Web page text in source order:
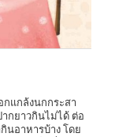
กแกล้งนกกระสา
กยาวกินไม่ได้ ต่อ
นอาหารบ้าง โดย